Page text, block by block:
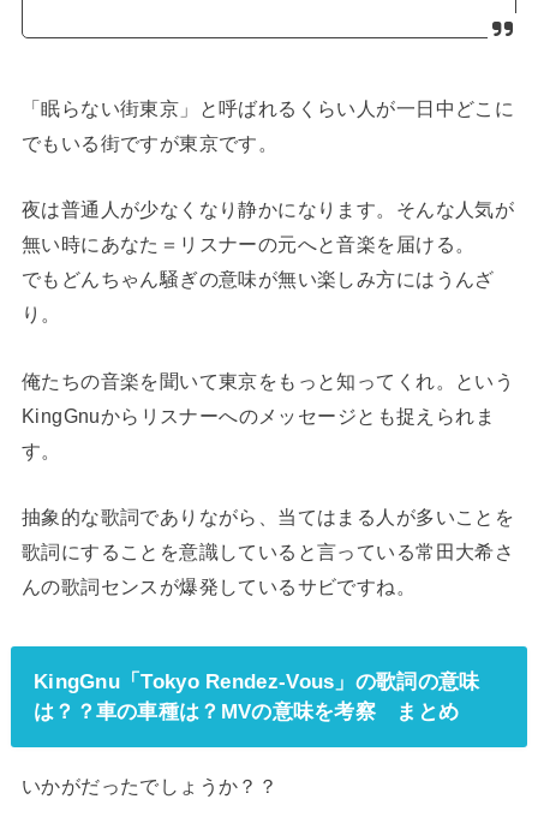
「眠らない街東京」と呼ばれるくらい人が一日中どこに
でもいる街ですが東京です。
夜は普通人が少なくなり静かになります。そんな人気が
無い時にあなた＝リスナーの元へと音楽を届ける。
でもどんちゃん騒ぎの意味が無い楽しみ方にはうんざ
り。
俺たちの音楽を聞いて東京をもっと知ってくれ。という
KingGnuからリスナーへのメッセージとも捉えられま
す。
抽象的な歌詞でありながら、当てはまる人が多いことを
歌詞にすることを意識していると言っている常田大希さ
んの歌詞センスが爆発しているサビですね。
KingGnu「Tokyo Rendez-Vous」の歌詞の意味
は？？車の車種は？MVの意味を考察 まとめ
いかがだったでしょうか？？